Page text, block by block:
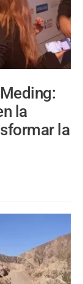
Meding:
la
la